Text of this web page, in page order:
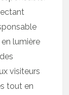
lumière
visiteurs
tout en